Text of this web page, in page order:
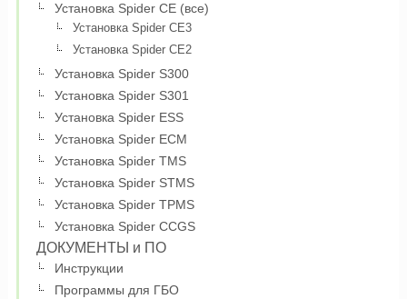
Установка Spider CE (все)
Установка Spider CE3
Установка Spider CE2
Установка Spider S300
Установка Spider S301
Установка Spider ESS
Установка Spider ECM
Установка Spider TMS
Установка Spider STMS
Установка Spider TPMS
Установка Spider CCGS
ДОКУМЕНТЫ и ПО
Инструкции
Программы для ГБО